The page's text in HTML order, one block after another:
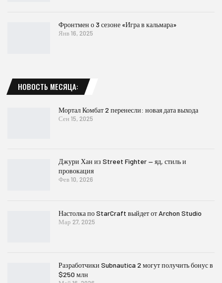
Фронтмен о 3 сезоне «Игра в кальмара»
Янв 16, 2025
НОВОСТЬ МЕСЯЦА:
Мортал Комбат 2 перенесли: новая дата выхода
Сен 15, 2025
Джури Хан из Street Fighter — яд, стиль и
провокация
Фев 10, 2026
Настолка по StarCraft выйдет от Archon Studio
Мар 27, 2025
Разработчики Subnautica 2 могут получить бонус в
$250 млн